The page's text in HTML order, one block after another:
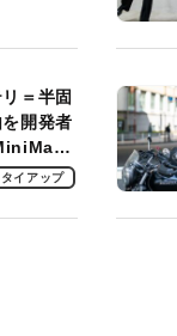
＝半固
開発者
タイアップ